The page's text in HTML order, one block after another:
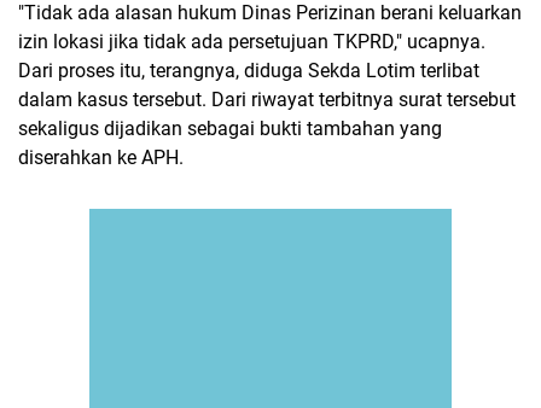
"Tidak ada alasan hukum Dinas Perizinan berani keluarkan
izin lokasi jika tidak ada persetujuan TKPRD," ucapnya.
Dari proses itu, terangnya, diduga Sekda Lotim terlibat
dalam kasus tersebut. Dari riwayat terbitnya surat tersebut
sekaligus dijadikan sebagai bukti tambahan yang
diserahkan ke APH.